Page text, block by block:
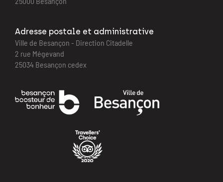
Adresse postale et administrative
Ville de Besançon - Direction Citadelle
2 rue Mégevand
25034 Besançon cedex